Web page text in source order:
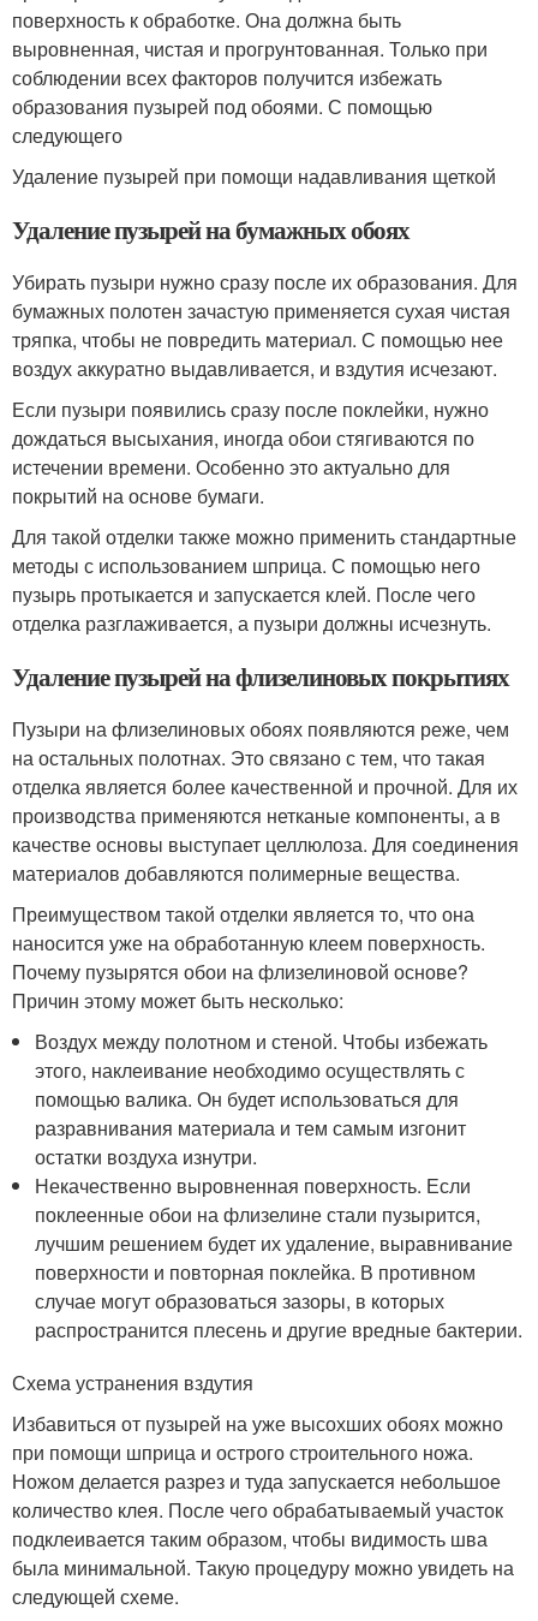
поверхность к обработке. Она должна быть
выровненная, чистая и прогрунтованная. Только при
соблюдении всех факторов получится избежать
образования пузырей под обоями. С помощью
следующего
Удаление пузырей при помощи надавливания щеткой
Удаление пузырей на бумажных обоях
Убирать пузыри нужно сразу после их образования. Для
бумажных полотен зачастую применяется сухая чистая
тряпка, чтобы не повредить материал. С помощью нее
воздух аккуратно выдавливается, и вздутия исчезают.
Если пузыри появились сразу после поклейки, нужно
дождаться высыхания, иногда обои стягиваются по
истечении времени. Особенно это актуально для
покрытий на основе бумаги.
Для такой отделки также можно применить стандартные
методы с использованием шприца. С помощью него
пузырь протыкается и запускается клей. После чего
отделка разглаживается, а пузыри должны исчезнуть.
Удаление пузырей на флизелиновых покрытиях
Пузыри на флизелиновых обоях появляются реже, чем
на остальных полотнах. Это связано с тем, что такая
отделка является более качественной и прочной. Для их
производства применяются нетканые компоненты, а в
качестве основы выступает целлюлоза. Для соединения
материалов добавляются полимерные вещества.
Преимуществом такой отделки является то, что она
наносится уже на обработанную клеем поверхность.
Почему пузырятся обои на флизелиновой основе?
Причин этому может быть несколько:
Воздух между полотном и стеной. Чтобы избежать
этого, наклеивание необходимо осуществлять с
помощью валика. Он будет использоваться для
разравнивания материала и тем самым изгонит
остатки воздуха изнутри.
Некачественно выровненная поверхность. Если
поклеенные обои на флизелине стали пузырится,
лучшим решением будет их удаление, выравнивание
поверхности и повторная поклейка. В противном
случае могут образоваться зазоры, в которых
распространится плесень и другие вредные бактерии.
Схема устранения вздутия
Избавиться от пузырей на уже высохших обоях можно
при помощи шприца и острого строительного ножа.
Ножом делается разрез и туда запускается небольшое
количество клея. После чего обрабатываемый участок
подклеивается таким образом, чтобы видимость шва
была минимальной. Такую процедуру можно увидеть на
следующей схеме.